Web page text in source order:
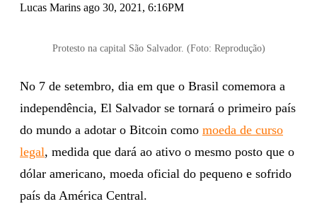
Lucas Marins ago 30, 2021, 6:16PM
Protesto na capital São Salvador. (Foto: Reprodução)
No 7 de setembro, dia em que o Brasil comemora a
independência, El Salvador se tornará o primeiro país
do mundo a adotar o Bitcoin como moeda de curso
legal, medida que dará ao ativo o mesmo posto que o
dólar americano, moeda oficial do pequeno e sofrido
país da América Central.